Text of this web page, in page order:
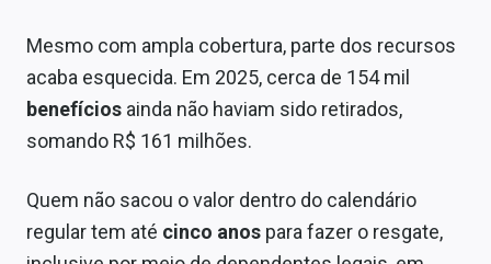
Mesmo com ampla cobertura, parte dos recursos
acaba esquecida. Em 2025, cerca de 154 mil
benefícios ainda não haviam sido retirados,
somando R$ 161 milhões.
Quem não sacou o valor dentro do calendário
regular tem até cinco anos para fazer o resgate,